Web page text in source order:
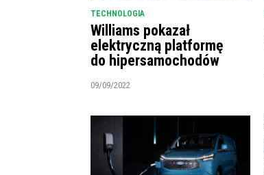
TECHNOLOGIA
Williams pokazał
elektryczną platformę
do hipersamochodów
09/09/2022